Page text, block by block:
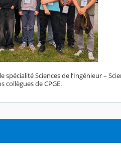
spécialité Sciences de l’Ingénieur –
collègues de CPGE.